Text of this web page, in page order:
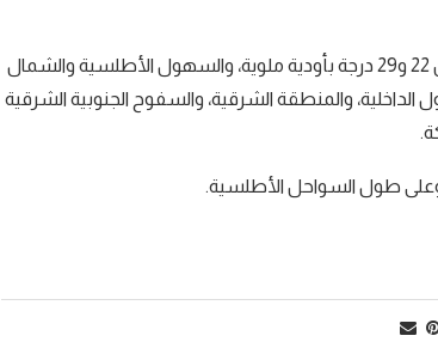
أما درجات الحرارة العليا، فستتأرجح ما بين 19 و26 درجة بالمرتفعات وبالسواحل، وما بين 22 و29 درجة بأودية ملوية، والسهول الأطلسية والشمال
ووالماس، والسهول الداخلية، والمنطقة الشرقية، والسفوح الجنوبية الشرقية
وعلى طول السواحل الأطلسية.